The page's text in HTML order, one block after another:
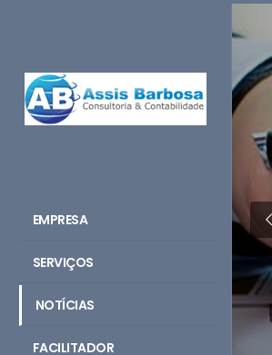
EMPRESA
SERVIÇOS
NOTÍCIAS
FACILITADOR